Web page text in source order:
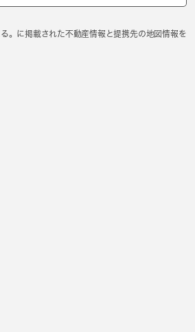
。に掲載された不動産情報と提携先の地図情報を